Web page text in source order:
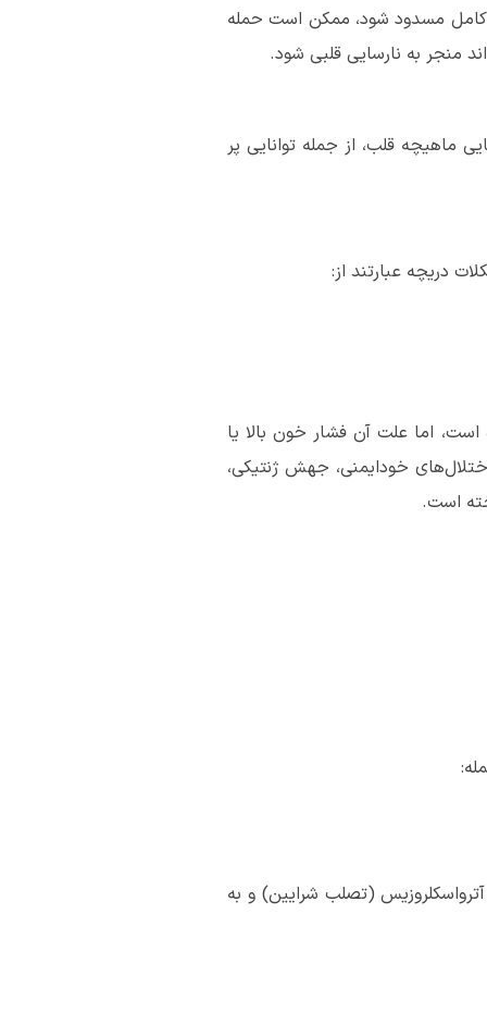
کامل مسدود شود، ممکن است حمله
منجر به نارسایی قلبی شود.
ماهیچه قلب، از جمله توانایی پر
دریچه عبارتند از:
اما علت آن فشار خون بالا یا
خودایمنی، جهش ژنتیکی،
است.
(تصلب شرایین) و به